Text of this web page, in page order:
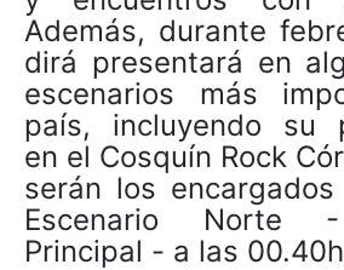
Además, durante
dirá presentará en
escenarios más
país, incluyendo su
en el Cosquín Rock
serán los
Escenario Norte -
Principal - a las